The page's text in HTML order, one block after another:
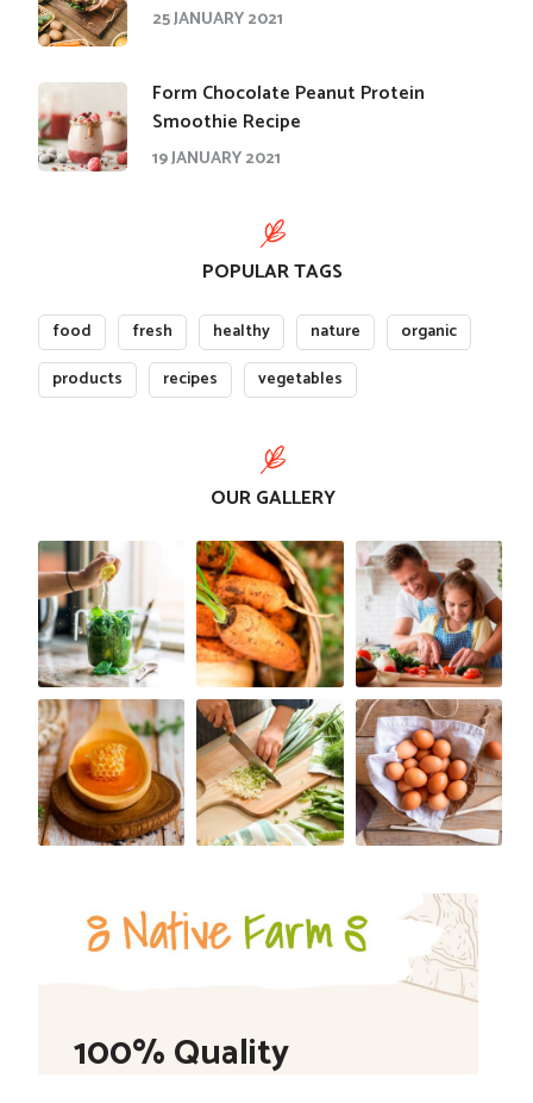
25 JANUARY 2021
Form Chocolate Peanut Protein
Smoothie Recipe
19 JANUARY 2021
POPULAR TAGS
food fresh healthy nature
organic
products
recipes vegetables
OUR GALLERY
100% Quality